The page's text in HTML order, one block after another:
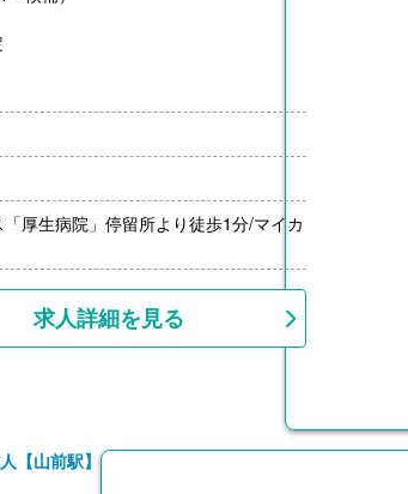
厚生病院」停留所より徒歩1分/マイカ
求人詳細を見る
【山前駅】